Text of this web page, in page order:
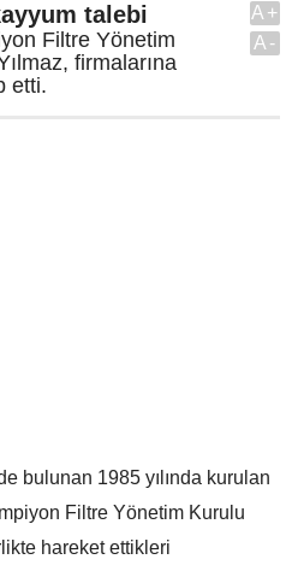
talebi
Filtre Yönetim
firmalarına
etti.
A+
A-
bulunan 1985 yılında kurulan
Filtre Yönetim Kurulu
hareket ettikleri